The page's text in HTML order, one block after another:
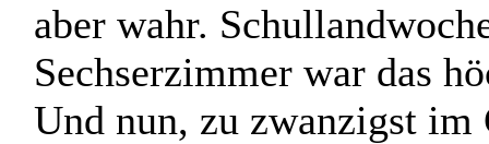
aber wahr.
Sechserzimmer war das
Und nun, zu zwanzigst im